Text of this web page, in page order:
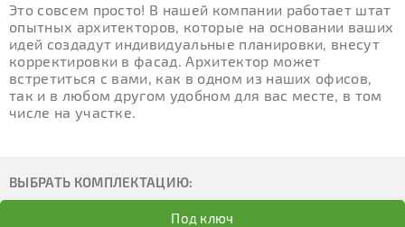
Это совсем просто! В нашей компании работает штат
опытных архитекторов, которые на основании ваших
идей создадут индивидуальные планировки, внесут
корректировки в фасад. Архитектор может
встретиться с вами, как в одном из наших офисов,
так и в любом другом удобном для вас месте, в том
числе на участке.
ВЫБРАТЬ КОМПЛЕКТАЦИЮ:
Под ключ